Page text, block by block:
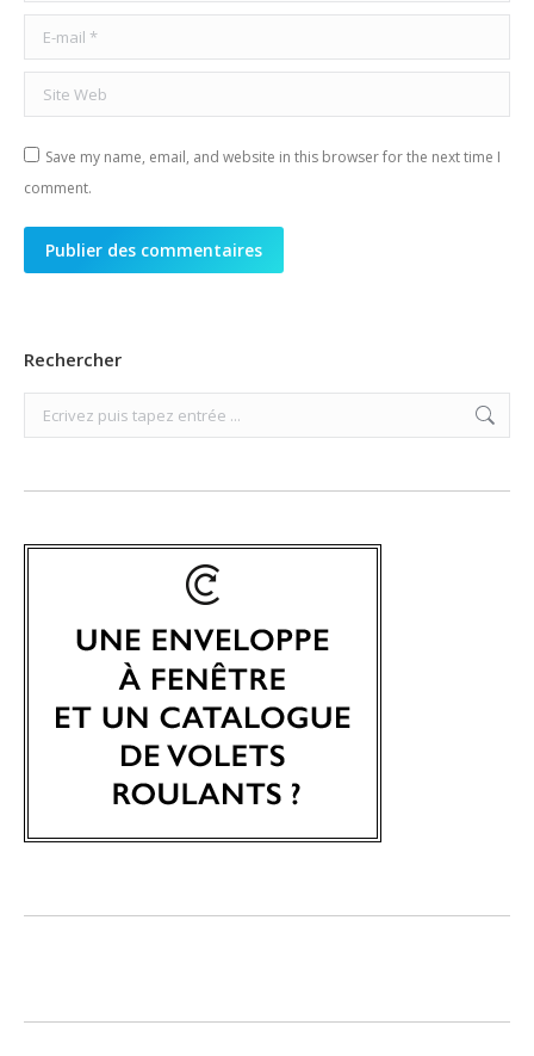
E-mail *
Site Web
Save my name, email, and website in this browser for the next time I
comment.
Publier des commentaires
Rechercher
Search: